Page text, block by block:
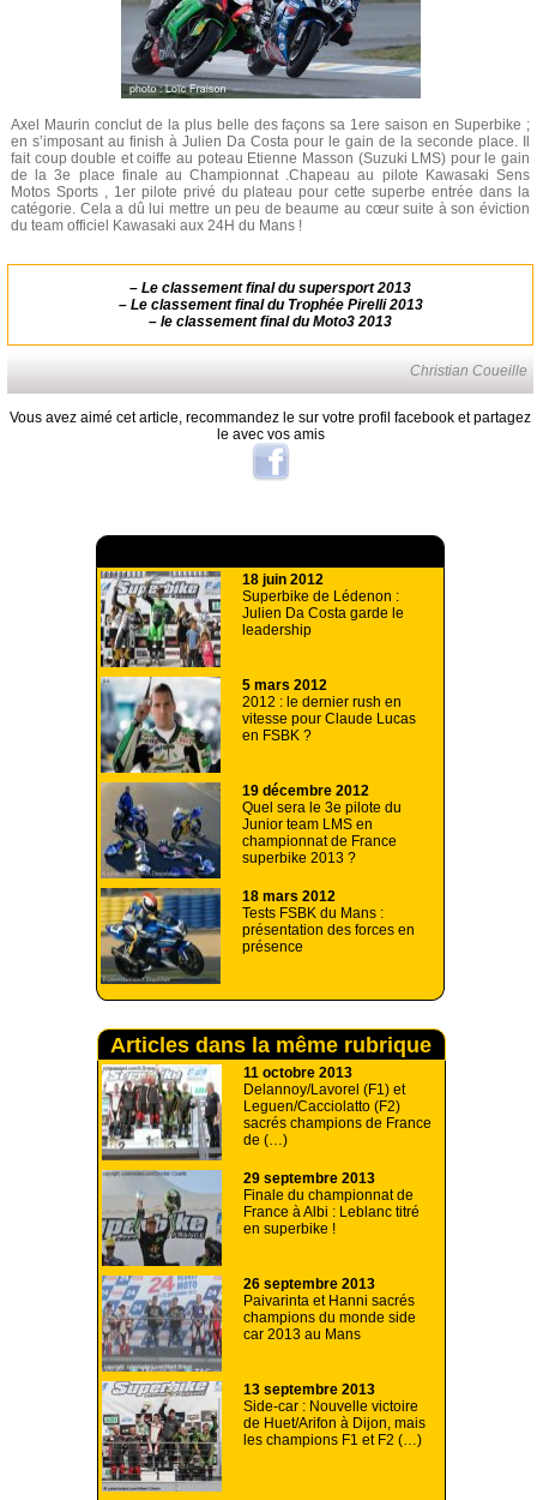
Axel Maurin conclut de la plus belle des façons sa 1ere saison en Superbike ;
en s’imposant au finish à Julien Da Costa pour le gain de la seconde place. Il
fait coup double et coiffe au poteau Etienne Masson (Suzuki LMS) pour le gain
de la 3e place finale au Championnat .Chapeau au pilote Kawasaki Sens
Motos Sports , 1er pilote privé du plateau pour cette superbe entrée dans la
catégorie. Cela a dû lui mettre un peu de beaume au cœur suite à son éviction
du team officiel Kawasaki aux 24H du Mans !
– Le classement final du supersport 2013
– Le classement final du Trophée Pirelli 2013
– le classement final du Moto3 2013
Christian Coueille
Vous avez aimé cet article, recommandez le sur votre profil facebook et partagez
le avec vos amis
18 juin 2012
Superbike de Lédenon :
Julien Da Costa garde le
leadership
5 mars 2012
2012 : le dernier rush en
vitesse pour Claude Lucas
en FSBK ?
19 décembre 2012
Quel sera le 3e pilote du
Junior team LMS en
championnat de France
superbike 2013 ?
18 mars 2012
Tests FSBK du Mans :
présentation des forces en
présence
Articles dans la même rubrique
11 octobre 2013
Delannoy/Lavorel (F1) et
Leguen/Cacciolatto (F2)
sacrés champions de France
de (…)
29 septembre 2013
Finale du championnat de
France à Albi : Leblanc titré
en superbike !
26 septembre 2013
Paivarinta et Hanni sacrés
champions du monde side
car 2013 au Mans
13 septembre 2013
Side-car : Nouvelle victoire
de Huet/Arifon à Dijon, mais
les champions F1 et F2 (…)